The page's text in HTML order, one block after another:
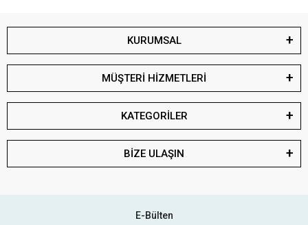
KURUMSAL
MÜŞTERİ HİZMETLERİ
KATEGORİLER
BİZE ULAŞIN
E-Bülten